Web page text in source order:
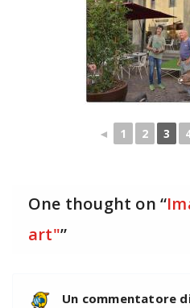
◄ 1 2 3
One thought on “
art"”
Un commentatore